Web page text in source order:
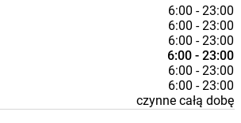
6:00 - 23:00
6:00 - 23:00
6:00 - 23:00
6:00 - 23:00
6:00 - 23:00
6:00 - 23:00
czynne całą dobę